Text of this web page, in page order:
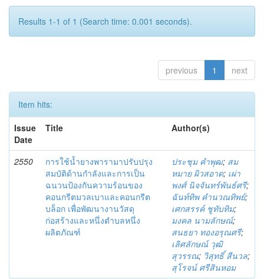
Results 1-1 of 1 (Search time: 0.001 seconds).
previous 1 next
Item hits:
Issue
Date
Title Author(s)
2550
การใช้น้ำยางพารามาปรับปรุง
สมบัติด้านกำลังและการเป็น
ฉนวนป้องกันความร้อนของ
คอนกรีตมวลเบาและคอนกรีต
บล็อก เพื่อพัฒนางานวัสดุ
ก่อสร้างและหนึ่งตำบลหนึ่ง
ผลิตภัณฑ์
ประชุม คำพุฒ; สม
หมาย ผิวสอาด; เผ่า
พงศ์ นิจจันทร์พันธ์ศรี;
ฉันท์ทิพ คำนวณทิพย์;
เศกสรรค์ ชูทับทิม;
มงคล นามลักษณ์;
สนธยา ทองอรุณศรี;
เลิศลักษณ์ วุฒิ
สุวรรณ; วิสุทธิ์ สีนวล;
สุโรจน์ ศรีสินหอม